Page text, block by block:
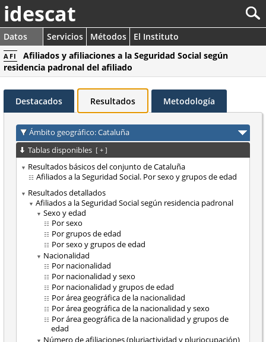
idescat
Datos Servicios Métodos El Instituto
AFI
Afiliados y afiliaciones a la Seguridad Social según
residencia padronal del afiliado
Destacados Resultados Metodología
Ámbito geográfico: Cataluña
Tablas disponibles [ + ]
Resultados básicos del conjunto de Cataluña
Afiliados a la Seguridad Social. Por sexo y grupos de edad
Resultados detallados
Afiliados a la Seguridad Social según residencia padronal
Sexo y edad
Por sexo
Por grupos de edad
Por sexo y grupos de edad
Nacionalidad
Por nacionalidad
Por nacionalidad y sexo
Por nacionalidad y grupos de edad
Por área geográfica de la nacionalidad
Por área geográfica de la nacionalidad y sexo
Por área geográfica de la nacionalidad y grupos de
edad
Número de afiliaciones (pluriactividad y pluriocupación)